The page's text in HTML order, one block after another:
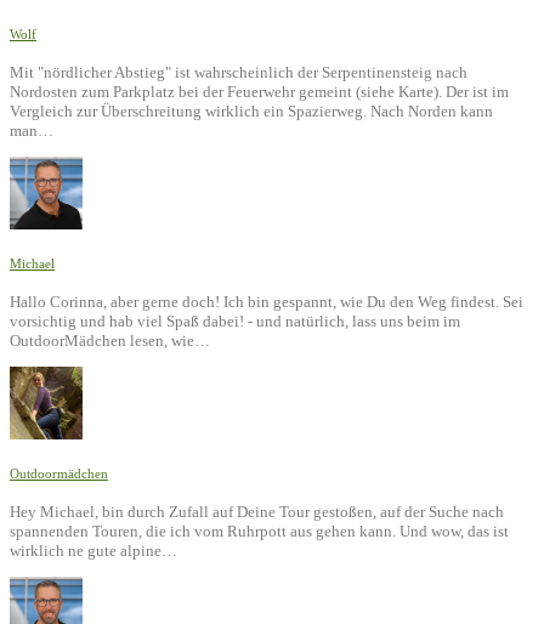
Wolf
Mit "nördlicher Abstieg" ist wahrscheinlich der Serpentinensteig nach
Nordosten zum Parkplatz bei der Feuerwehr gemeint (siehe Karte). Der ist im
Vergleich zur Überschreitung wirklich ein Spazierweg. Nach Norden kann
man…
Michael
Hallo Corinna, aber gerne doch! Ich bin gespannt, wie Du den Weg findest. Sei
vorsichtig und hab viel Spaß dabei! - und natürlich, lass uns beim im
OutdoorMädchen lesen, wie…
Outdoormädchen
Hey Michael, bin durch Zufall auf Deine Tour gestoßen, auf der Suche nach
spannenden Touren, die ich vom Ruhrpott aus gehen kann. Und wow, das ist
wirklich ne gute alpine…